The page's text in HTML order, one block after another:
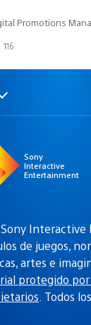
Promotions
116
Sony
Interactive
Entertainment
Interactive
de juegos,
artes e
protegido
. Todos